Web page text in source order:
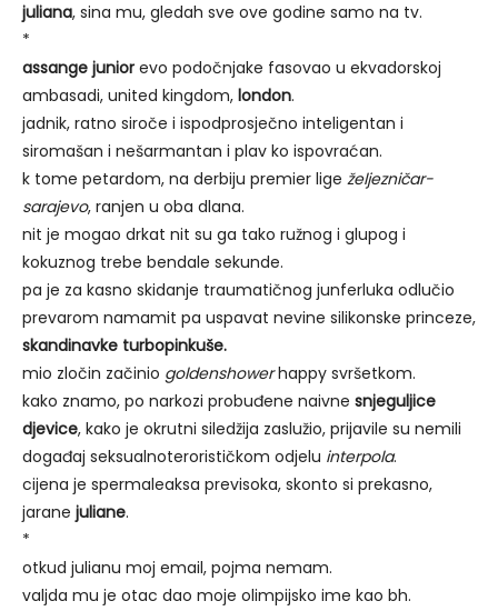
juliana, sina mu, gledah sve ove godine samo na tv.
*
assange junior evo podočnjake fasovao u ekvadorskoj
ambasadi, united kingdom, london.
jadnik, ratno siroče i ispodprosječno inteligentan i
siromašan i nešarmantan i plav ko ispovraćan.
k tome petardom, na derbiju premier lige željezničar-
sarajevo, ranjen u oba dlana.
nit je mogao drkat nit su ga tako ružnog i glupog i
kokuznog trebe bendale sekunde.
pa je za kasno skidanje traumatičnog junferluka odlučio
prevarom namamit pa uspavat nevine silikonske princeze,
skandinavke turbopinkuše.
mio zločin začinio goldenshowerhappy svršetkom.
kako znamo, po narkozi probuđene naivne snjeguljice
djevice, kako je okrutni siledžija zaslužio, prijavile su nemili
događaj seksualnoterorističkom odjelu interpola.
cijena je spermaleaksa previsoka, skonto si prekasno,
jarane juliane.
*
otkud julianu moj email, pojma nemam.
valjda mu je otac dao moje olimpijsko ime kao bh.